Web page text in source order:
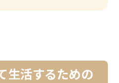
生活するための